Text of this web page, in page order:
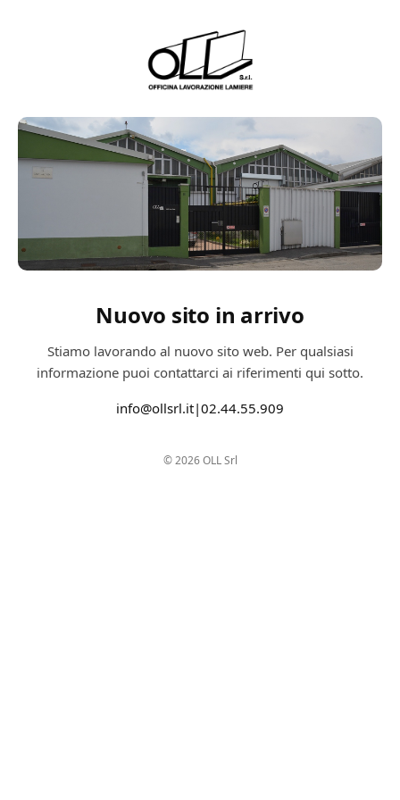
Nuovo sito in arrivo
Stiamo lavorando al nuovo sito web. Per qualsiasi
informazione puoi contattarci ai riferimenti qui sotto.
info@ollsrl.it|02.44.55.909
©2026OLL Srl